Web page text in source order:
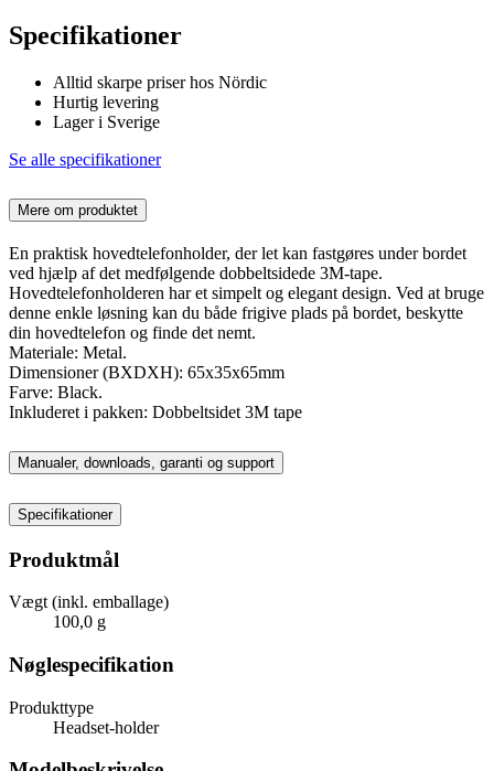
Specifikationer
Alltid skarpe priser hos Nördic
Hurtig levering
Lager i Sverige
Se alle specifikationer
Mere om produktet
En praktisk hovedtelefonholder, der let kan fastgøres under bordet
ved hjælp af det medfølgende dobbeltsidede 3M-tape.
Hovedtelefonholderen har et simpelt og elegant design. Ved at bruge
denne enkle løsning kan du både frigive plads på bordet, beskytte
din hovedtelefon og finde det nemt.
Materiale: Metal.
Dimensioner (BXDXH): 65x35x65mm
Farve: Black.
Inkluderet i pakken: Dobbeltsidet 3M tape
Manualer, downloads, garanti og support
Specifikationer
Produktmål
Vægt (inkl. emballage)
100,0 g
Nøglespecifikation
Produkttype
Headset-holder